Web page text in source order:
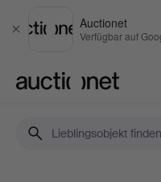
Schließen
Auctionet
Verfügbar auf